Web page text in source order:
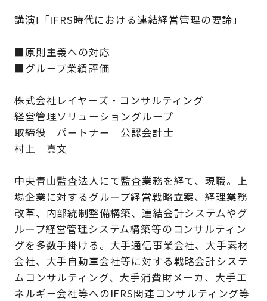
講演Ⅰ「IFRS時代における連結経営管理の要諦」
■原則主義への対応
■グループ業績評価
株式会社レイヤーズ・コンサルティング
経営管理ソリューショングループ
取締役 パートナー 公認会計士
村上 真文
中央青山監査法人にて監査業務を経て、現職。上
場企業に対するグループ経営戦略立案、経理業務
改革、内部統制整備構築、連結会計システムやグ
ループ経営管理システム構築等のコンサルティン
グを多数手掛ける。大手通信事業会社、大手素材
会社、大手自動車会社等に対する戦略会計システ
ムコンサルティング、大手消費財メーカ、大手エ
ネルギー会社等へのIFRS関連コンサルティング等